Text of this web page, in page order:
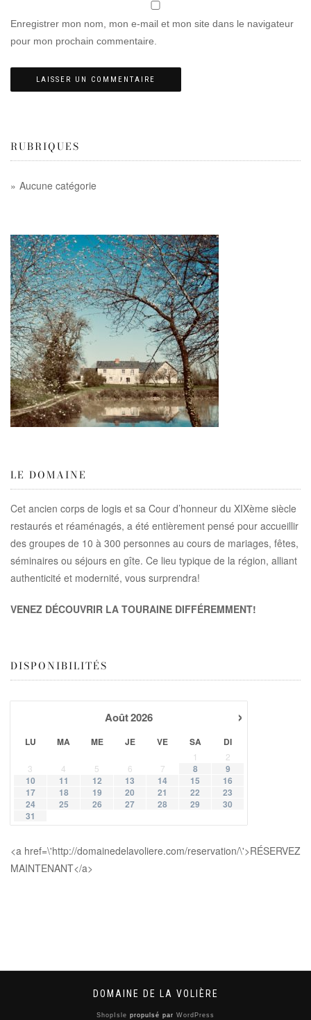
Enregistrer mon nom, mon e-mail et mon site dans le navigateur
pour mon prochain commentaire.
RUBRIQUES
Aucune catégorie
LE DOMAINE
Cet ancien corps de logis et sa Cour d’honneur du XIXème siècle
restaurés et réaménagés, a été entièrement pensé pour accueillir
des groupes de 10 à 300 personnes au cours de mariages, fêtes,
séminaires ou séjours en gîte. Ce lieu typique de la région, alliant
authenticité et modernité, vous surprendra!
VENEZ DÉCOUVRIR LA TOURAINE DIFFÉREMMENT!
DISPONIBILITÉS
›
Août2026
LU MA ME JE VE SA DI
1
2
3
4 5 6 7 8
9
10
11 12 13 14 15
16
17
18 19 20 21 22
23
24
25 26 27 28 29
30
31
<a href=\'http://domainedelavoliere.com/reservation/\'>RÉSERVEZ
MAINTENANT</a>
DOMAINE DE LA VOLIÈRE
ShopIsle propulsé par WordPress